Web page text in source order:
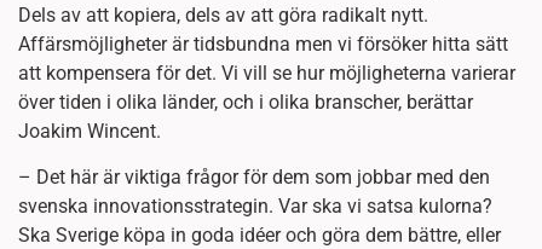
Dels av att kopiera, dels av att göra radikalt nytt.
Affärsmöjligheter är tidsbundna men vi försöker hitta sätt
att kompensera för det. Vi vill se hur möjligheterna varierar
över tiden i olika länder, och i olika branscher, berättar
Joakim Wincent.
– Det här är viktiga frågor för dem som jobbar med den
svenska innovationsstrategin. Var ska vi satsa kulorna?
Ska Sverige köpa in goda idéer och göra dem bättre, eller